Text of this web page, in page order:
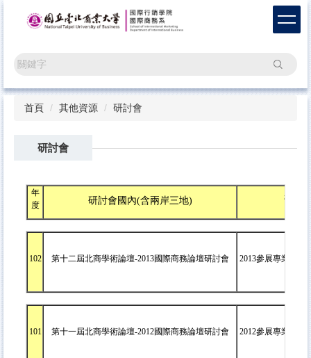
區
搜尋
首頁 其他資源 研討會
研討會
年
度
研討會國內(含兩岸三地) 研習
102 第十二屆北商學術論壇-2013國際商務論壇研討會 2013參展專業人才
101 第十一屆北商學術論壇-2012國際商務論壇研討會 2012參展專業人才